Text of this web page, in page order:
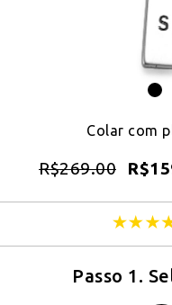
Colar com
R$269.00 R$
Passo 1.